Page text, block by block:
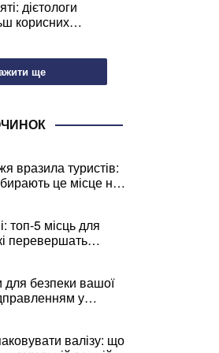
дієтологи
корисних
ще
вразила туристів:
це місце на
топ-5 місць для
перевершать
для безпеки вашої
у
валізу: що